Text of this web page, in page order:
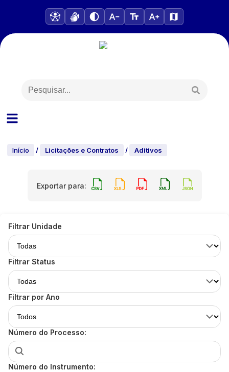
Início / Licitações e Contratos / Aditivos
Exportar para:
Filtrar Unidade
Filtrar Status
Filtrar por Ano
Número do Processo:
Número do Instrumento: